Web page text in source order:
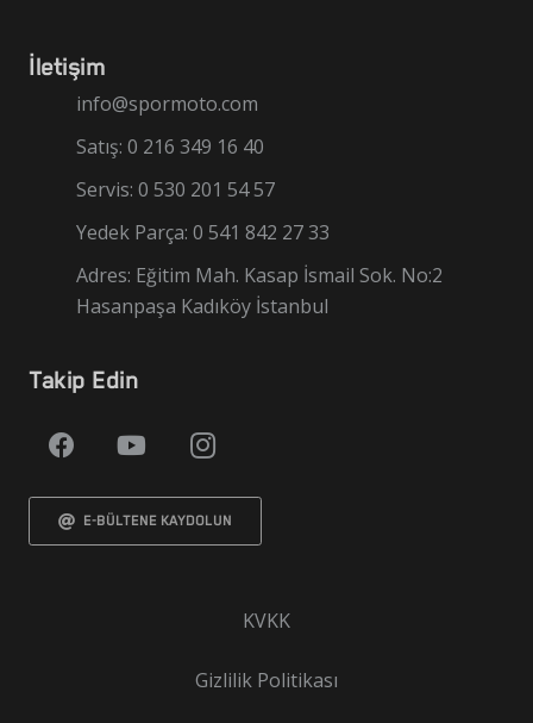
İletişim
info@spormoto.com
Satış: 0 216 349 16 40
Servis: 0 530 201 54 57
Yedek Parça: 0 541 842 27 33
Adres: Eğitim Mah. Kasap İsmail Sok. No:2
Hasanpaşa Kadıköy İstanbul
Takip Edin
E-BÜLTENE KAYDOLUN
KVKK
Gizlilik Politikası